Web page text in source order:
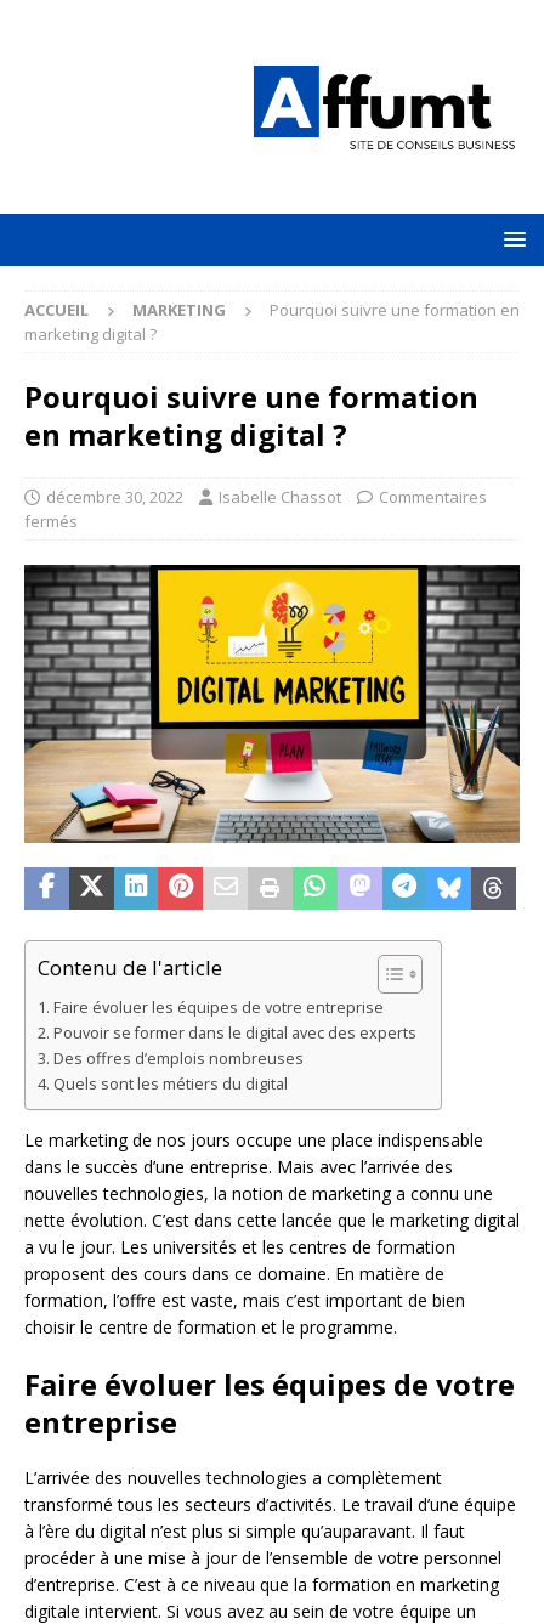
ACCUEIL MARKETING
Pourquoi suivre une formation en
marketing digital ?
Pourquoi suivre une formation
en marketing digital ?
décembre 30, 2022 Isabelle Chassot
Commentaires
fermés
Contenu de l'article
Faire évoluer les équipes de votre entreprise
Pouvoir se former dans le digital avec des experts
Des offres d’emplois nombreuses
Quels sont les métiers du digital
Le marketing de nos jours occupe une place indispensable
dans le succès d’une entreprise. Mais avec l’arrivée des
nouvelles technologies, la notion de marketing a connu une
nette évolution. C’est dans cette lancée que le marketing digital
a vu le jour. Les universités et les centres de formation
proposent des cours dans ce domaine. En matière de
formation, l’offre est vaste, mais c’est important de bien
choisir le centre de formation et le programme.
Faire évoluer les équipes de votre
entreprise
L’arrivée des nouvelles technologies a complètement
transformé tous les secteurs d’activités. Le travail d’une équipe
à l’ère du digital n’est plus si simple qu’auparavant. Il faut
procéder à une mise à jour de l’ensemble de votre personnel
d’entreprise. C’est à ce niveau que la formation en marketing
digitale intervient. Si vous avez au sein de votre équipe un